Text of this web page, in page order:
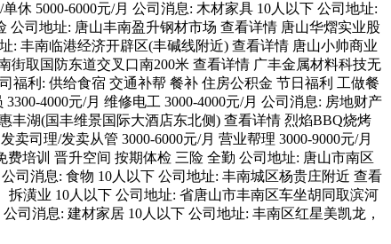
休 5000-6000元/月 公司消息: 木材家具 10人以下 公司地址:
公司地址: 唐山丰南盈升钢材市场 查看详情 唐山华熠实业股
: 丰南临港经济开辟区(丰碱线附近) 查看详情 唐山小帅商业
街取国防东道交叉口南200米 查看详情 广丰金属材料科技无
福利: 供给食宿 交通补帮 餐补 住房公积金 节日福利 工做餐
4000元/月 维修电工 3000-4000元/月 公司消息: 房地财产
丰湖(国丰维景国际大酒店东北侧) 查看详情 烈焰BBQ烧烤
司理/发卖从管 3000-6000元/月 营业帮理 3000-9000元/月
培训 晋升空间 按期体检 三险 全勤 公司地址: 唐山市南区
司消息: 食物 10人以下 公司地址: 丰南城区杨贵庄附近 查看
拆潢业 10人以下 公司地址: 省唐山市丰南区车坐胡同取滨河
司消息: 建材家居 10人以下 公司地址: 丰南区红星美凯龙，